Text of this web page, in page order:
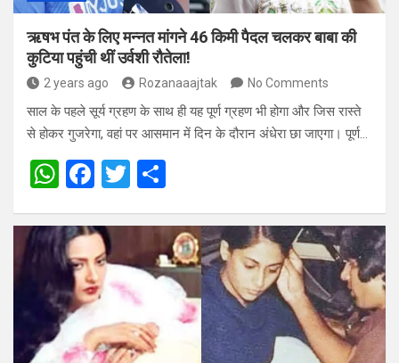
ऋषभ पंत के लिए मन्नत मांगने 46 किमी पैदल चलकर बाबा की
कुटिया पहुंची थीं उर्वशी रौतेला!
2 years ago Rozanaaajtak No Comments
साल के पहले सूर्य ग्रहण के साथ ही यह पूर्ण ग्रहण भी होगा और जिस रास्ते
से होकर गुजरेगा, वहां पर आसमान में दिन के दौरान अंधेरा छा जाएगा। पूर्ण…
W
at
s
A
p
p
F
ce
b
o
o
k
T
tt
er
ar
e